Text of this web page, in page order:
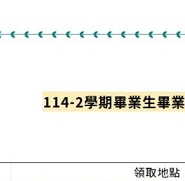
114-2學期畢業生畢
領取地點